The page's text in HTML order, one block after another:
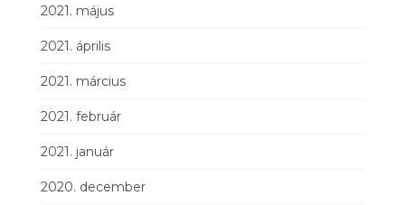
2021. május
2021. április
2021. március
2021. február
2021. január
2020. december